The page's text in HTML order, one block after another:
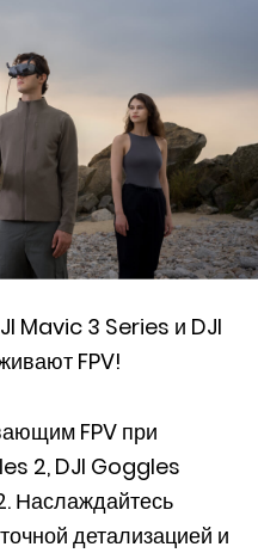
Mavic 3 Series и DJI
FPV!
FPV при
2, DJI Goggles
Наслаждайтесь
детализацией и